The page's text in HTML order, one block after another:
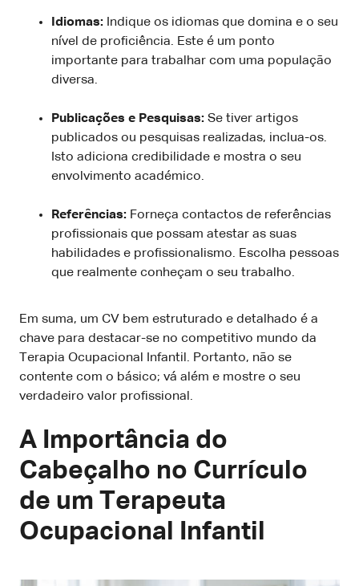
Idiomas: Indique os idiomas que domina e o seu
nível de proficiência. Este é um ponto
importante para trabalhar com uma população
diversa.
Publicações e Pesquisas: Se tiver artigos
publicados ou pesquisas realizadas, inclua-os.
Isto adiciona credibilidade e mostra o seu
envolvimento académico.
Referências: Forneça contactos de referências
profissionais que possam atestar as suas
habilidades e profissionalismo. Escolha pessoas
que realmente conheçam o seu trabalho.
Em suma, um CV bem estruturado e detalhado é a
chave para destacar-se no competitivo mundo da
Terapia Ocupacional Infantil. Portanto, não se
contente com o básico; vá além e mostre o seu
verdadeiro valor profissional.
A Importância do
Cabeçalho no Currículo
de um Terapeuta
Ocupacional Infantil